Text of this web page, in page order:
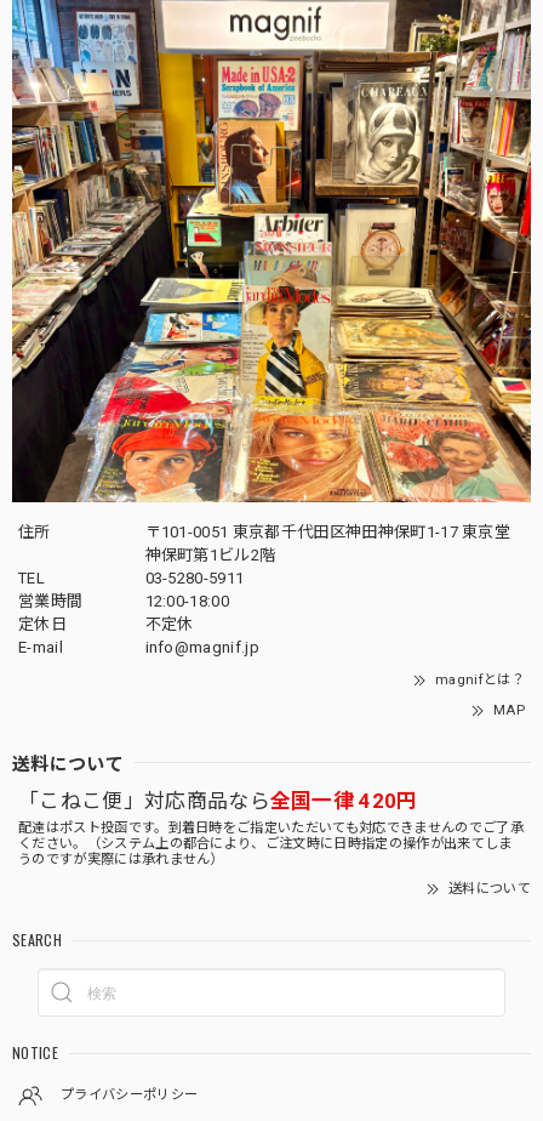
住所
〒101-0051 東京都千代田区神田神保町1-17 東京堂
神保町第1ビル2階
TEL
03-5280-5911
営業時間
12:00-18:00
定休日
不定休
E-mail
info@magnif.jp
magnifとは？
MAP
送料について
「こねこ便」対応商品なら全国一律 420円
配達はポスト投函です。到着日時をご指定いただいても対応できませんのでご了承
ください。（システム上の都合により、ご注文時に日時指定の操作が出来てしま
うのですが実際には承れません）
送料について
SEARCH
NOTICE
プライバシーポリシー